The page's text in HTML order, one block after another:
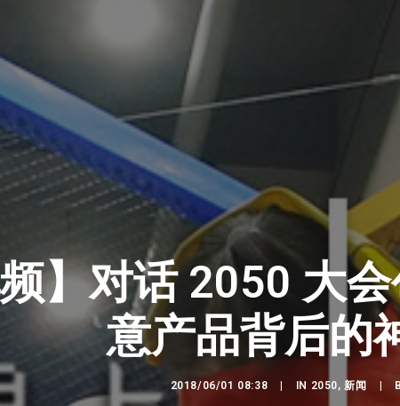
】对话 2050 大
意产品背后的
2018/06/01 08:38 IN 2050,新闻